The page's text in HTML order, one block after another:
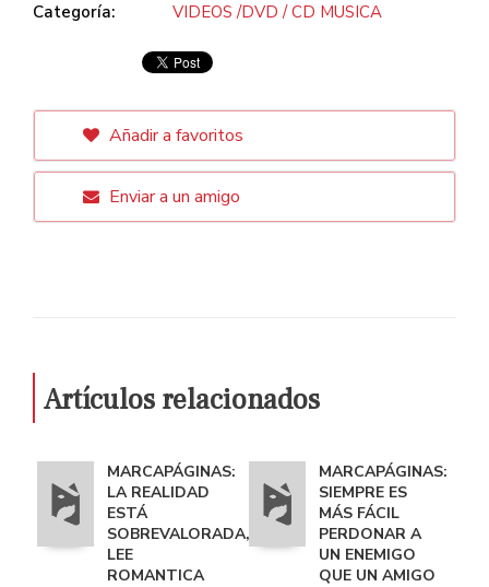
Categoría: VIDEOS /DVD / CD MUSICA
Añadir a favoritos
Enviar a un amigo
Artículos relacionados
MARCAPÁGINAS:
LA REALIDAD
ESTÁ
SOBREVALORADA,
LEE
ROMANTICA
MARCAPÁGINAS:
SIEMPRE ES
MÁS FÁCIL
PERDONAR A
UN ENEMIGO
QUE UN AMIGO